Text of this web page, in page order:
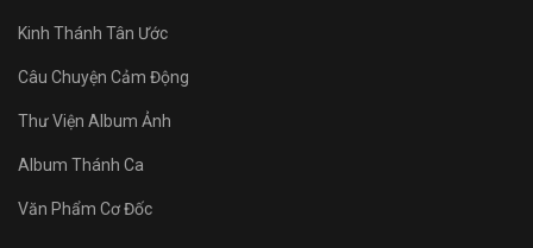
Kinh Thánh Tân Ước
Câu Chuyện Cảm Động
Thư Viện Album Ảnh
Album Thánh Ca
Văn Phẩm Cơ Đốc